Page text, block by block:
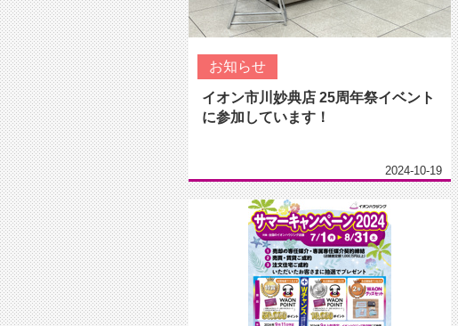
お知らせ
イオン市川妙典店 25周年祭イベント
に参加しています！
2024-10-19